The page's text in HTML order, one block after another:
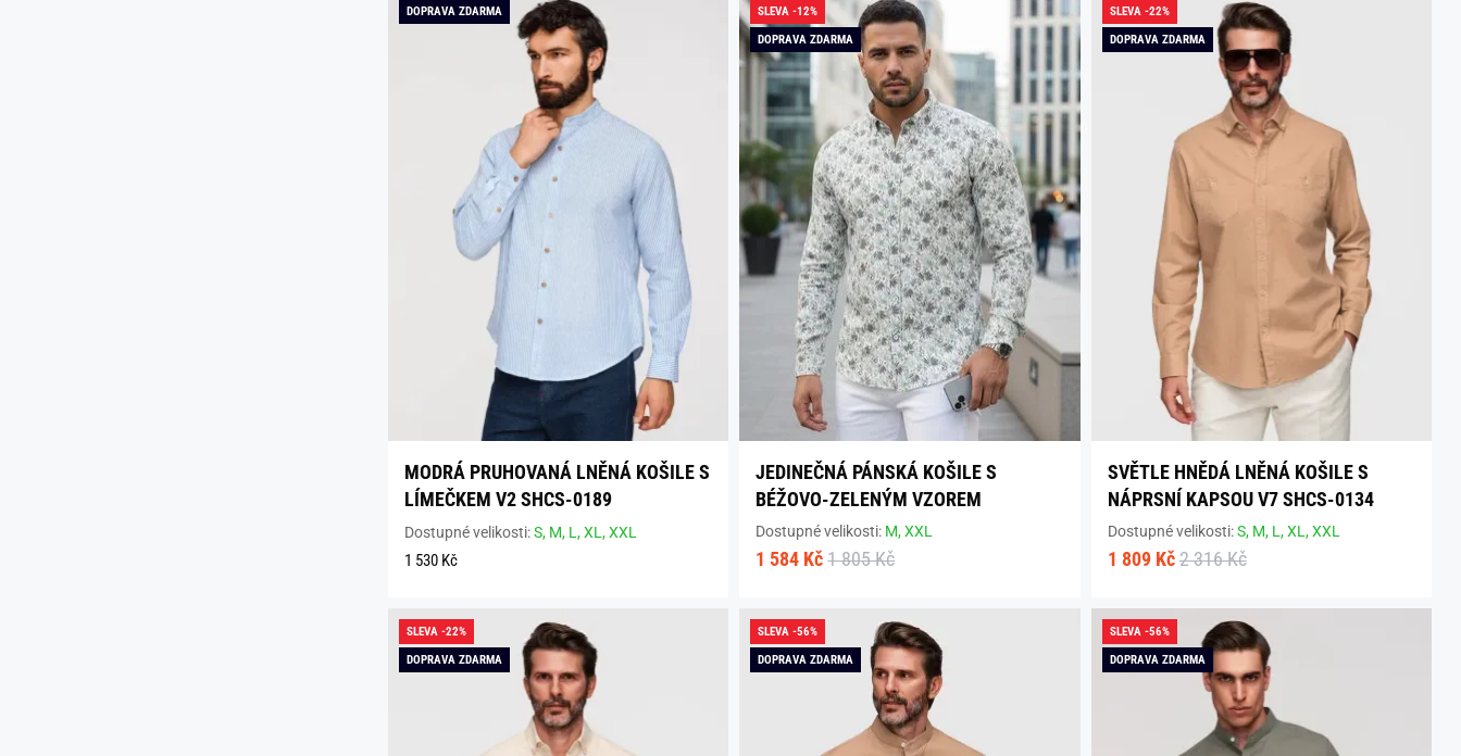
DOPRAVA ZDARMA
MODRÁ PRUHOVANÁ LNĚNÁ KOŠILE S
LÍMEČKEM V2 SHCS-0189
Dostupné velikosti:S, M, L,XL,XXL
1 530 Kč
SLEVA -12%
DOPRAVA ZDARMA
JEDINEČNÁ PÁNSKÁ KOŠILE S
BÉŽOVO-ZELENÝM VZOREM
Dostupné velikosti: M,XXL
1 584 Kč 1 805 Kč
SLEVA -22%
DOPRAVA ZDARMA
SVĚTLE HNĚDÁ LNĚNÁ KOŠILE S
NÁPRSNÍ KAPSOU V7 SHCS-0134
Dostupné velikosti:S, M, L,XL,XXL
1 809 Kč 2 316 Kč
SLEVA -22%
DOPRAVA ZDARMA
SLEVA -56%
DOPRAVA ZDARMA
SLEVA -56%
DOPRAVA ZDARMA